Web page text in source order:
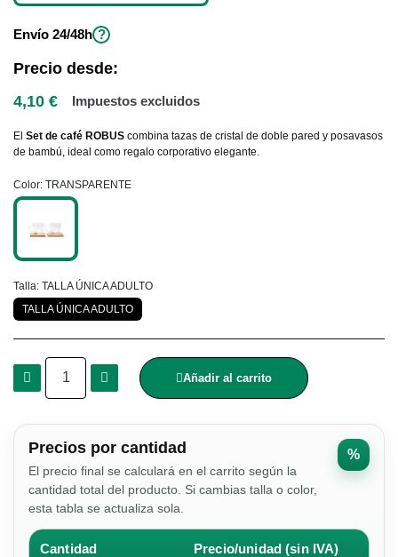
Envío 24/48h ?
Precio desde:
4,10 €
Impuestos excluidos
El Set de café ROBUS combina tazas de cristal de doble pared y posavasos
de bambú, ideal como regalo corporativo elegante.
Color TRANSPARENTE
Talla TALLA ÚNICA ADULTO
TALLA ÚNICA ADULTO
Añadir al carrito
Precios por cantidad
El precio final se calculará en el carrito según la
cantidad total del producto. Si cambias talla o color,
esta tabla se actualiza sola.
%
Cantidad Precio/unidad (sin IVA)